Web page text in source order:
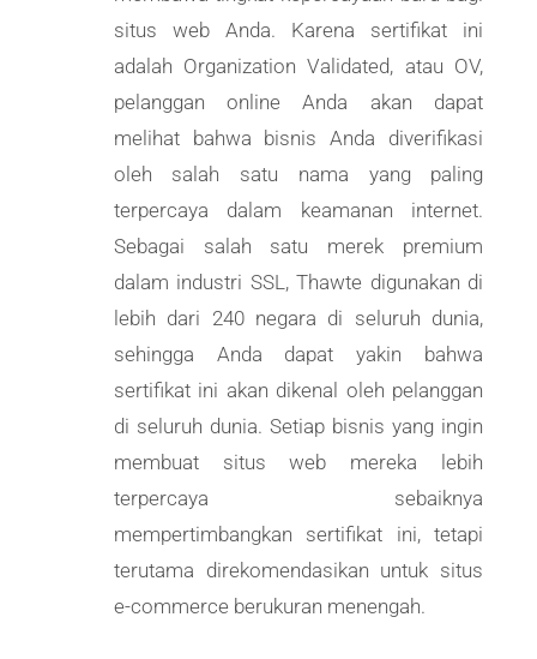
situs web Anda. Karena sertifikat ini
adalah Organization Validated, atau OV,
pelanggan online Anda akan dapat
melihat bahwa bisnis Anda diverifikasi
oleh salah satu nama yang paling
terpercaya dalam keamanan internet.
Sebagai salah satu merek premium
dalam industri SSL, Thawte digunakan di
lebih dari 240 negara di seluruh dunia,
sehingga Anda dapat yakin bahwa
sertifikat ini akan dikenal oleh pelanggan
di seluruh dunia. Setiap bisnis yang ingin
membuat situs web mereka lebih
terpercaya sebaiknya
mempertimbangkan sertifikat ini, tetapi
terutama direkomendasikan untuk situs
e-commerce berukuran menengah.